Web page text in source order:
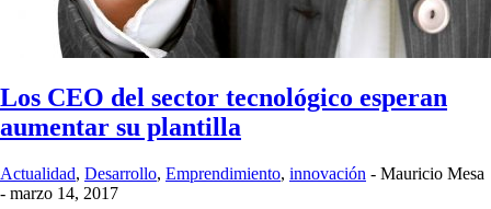
Los CEO del sector tecnológico esperan
aumentar su plantilla
Actualidad, Desarrollo, Emprendimiento, innovación - Mauricio Mesa
- marzo 14, 2017